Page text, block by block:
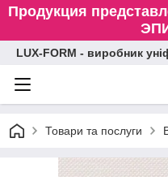
Продукция
LUX-FORM - виробник
Товари та послуги